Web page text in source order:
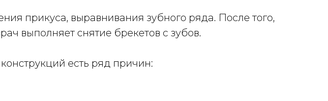
прикуса, выравнивания зубного ряда. После того,
выполняет снятие брекетов с зубов.
есть ряд причин: